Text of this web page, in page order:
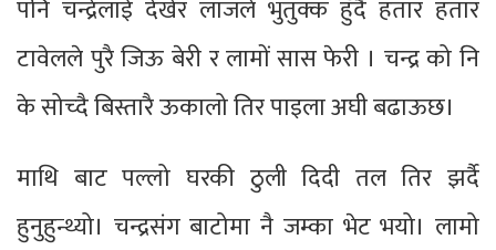
पनि चन्द्रेलाई देखेर लाजले भुतुक्क हुँदै हतार हतार
टावेलले पुरै जिऊ बेरी र लामों सास फेरी । चन्द्र को नि
के सोच्दै बिस्तारै ऊकालो तिर पाइला अघी बढाऊछ।
माथि बाट पल्लो घरकी ठुली दिदी तल तिर झर्दै
हुनुहुन्थ्यो। चन्द्रसंग बाटोमा नै जम्का भेट भयो। लामो